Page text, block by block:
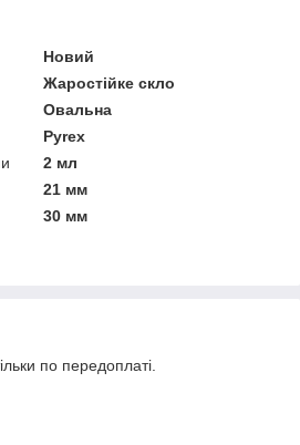
Новий
Жаростійке скло
Овальна
Pyrex
2 мл
21 мм
30 мм
по передоплаті.